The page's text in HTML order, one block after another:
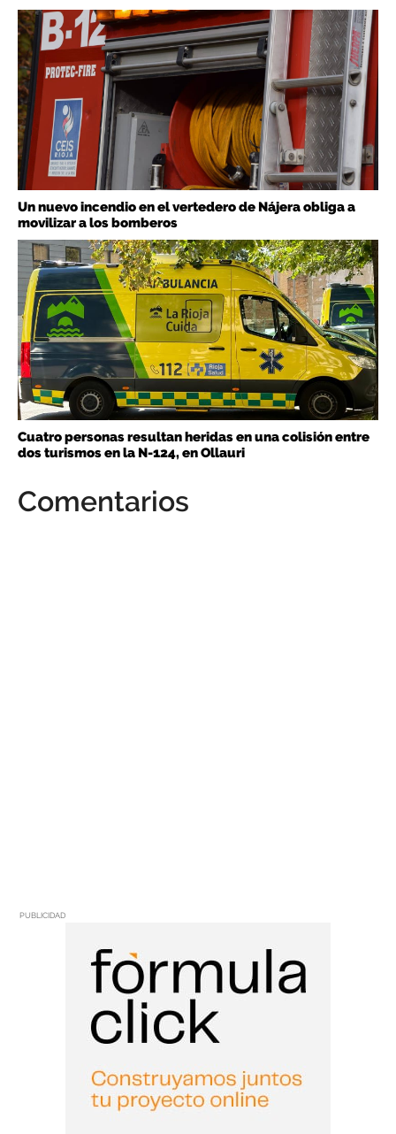
Un nuevo incendio en el vertedero de Nájera obliga a
movilizar a los bomberos
Cuatro personas resultan heridas en una colisión entre
dos turismos en la N-124, en Ollauri
Comentarios
PUBLICIDAD